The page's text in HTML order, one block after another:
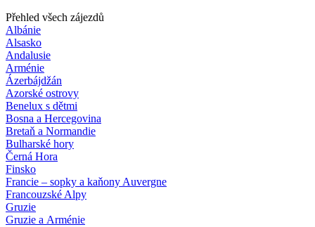
Přehled všech zájezdů
Albánie
Alsasko
Andalusie
Arménie
Ázerbájdžán
Azorské ostrovy
Benelux s dětmi
Bosna a Hercegovina
Bretaň a Normandie
Bulharské hory
Černá Hora
Finsko
Francie – sopky a kaňony Auvergne
Francouzské Alpy
Gruzie
Gruzie a Arménie